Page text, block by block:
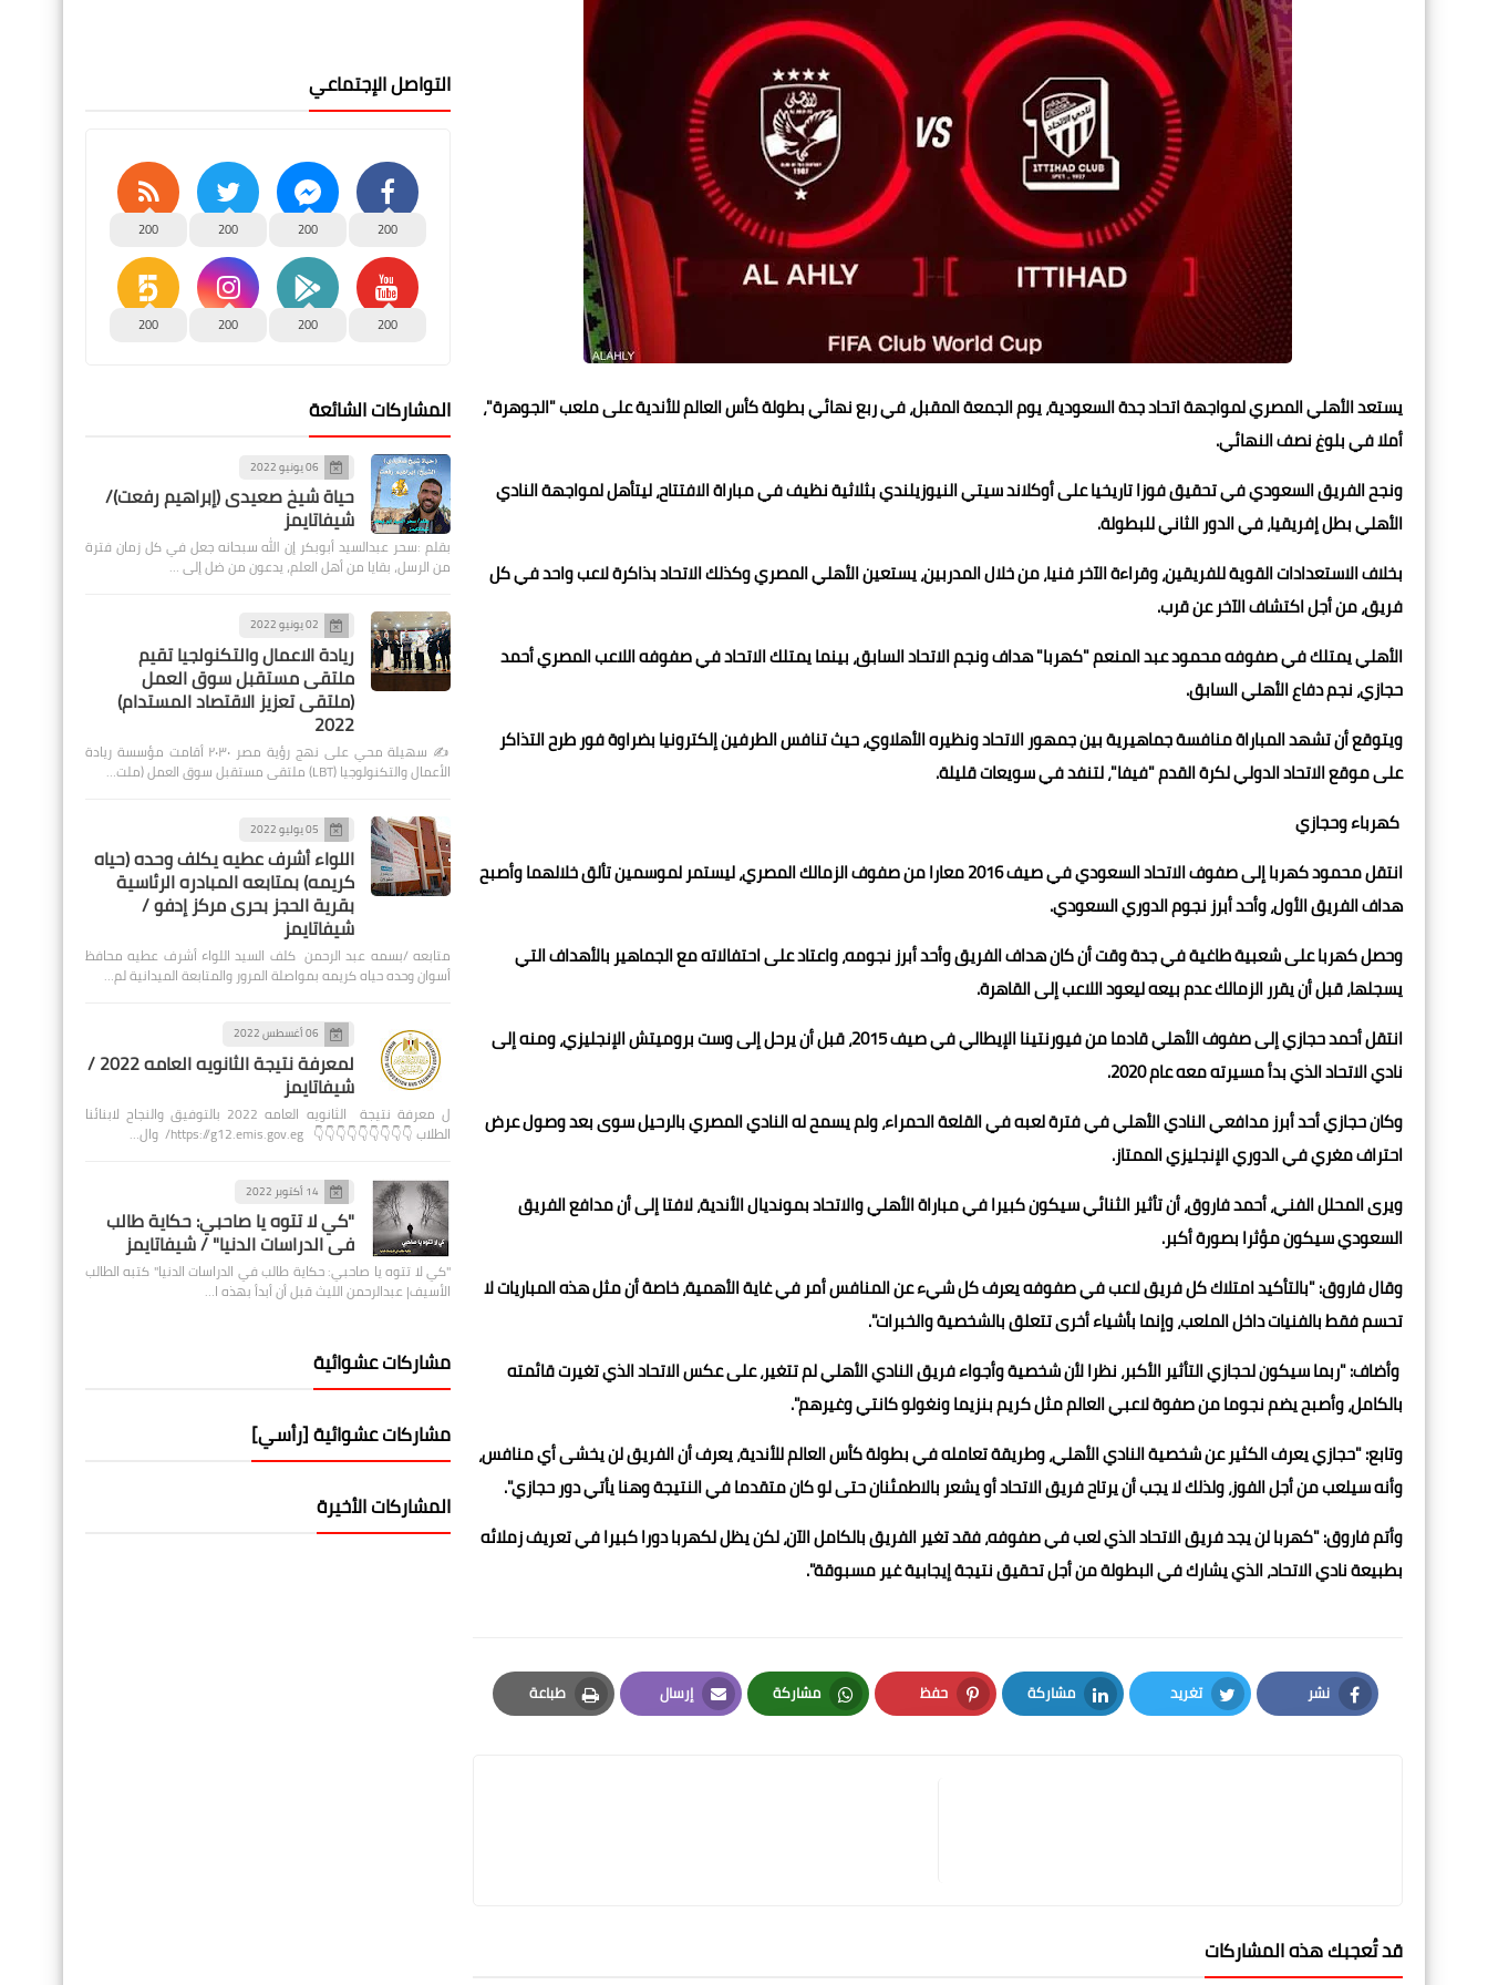
يستعد الأهلي المصري لمواجهة اتحاد جدة السعودية، يوم الجمعة المقبل، في ربع نهائي بطولة كأس العالم للأندية على ملعب "الجوهرة"،
أملا في بلوغ نصف النهائي.
ونجح الفريق السعودي في تحقيق فوزا تاريخيا على أوكلاند سيتي النيوزيلندي بثلاثية نظيف في مباراة الافتتاح، ليتأهل لمواجهة النادي
الأهلي بطل إفريقيا، في الدور الثاني للبطولة.
بخلاف الاستعدادات القوية للفريقين، وقراءة الآخر فنيا، من خلال المدربين، يستعين الأهلي المصري وكذلك الاتحاد بذاكرة لاعب واحد في كل
فريق، من أجل اكتشاف الآخر عن قرب.
الأهلي يمتلك في صفوفه محمود عبد المنعم "كهربا" هداف ونجم الاتحاد السابق، بينما يمتلك الاتحاد في صفوفه اللاعب المصري أحمد
حجازي، نجم دفاع الأهلي السابق.
ويتوقع أن تشهد المباراة منافسة جماهيرية بين جمهور الاتحاد ونظيره الأهلاوي، حيث تنافس الطرفين إلكترونيا بضراوة فور طرح التذاكر
على موقع الاتحاد الدولي لكرة القدم "فيفا"، لتنفد في سويعات قليلة.
كهرباء وحجازي
انتقل محمود كهربا إلى صفوف الاتحاد السعودي في صيف 2016 معارا من صفوف الزمالك المصري، ليستمر لموسمين تألق خلالهما وأصبح
هداف الفريق الأول، وأحد أبرز نجوم الدوري السعودي.
وحصل كهربا على شعبية طاغية في جدة وقت أن كان هداف الفريق وأحد أبرز نجومه، واعتاد على احتفالاته مع الجماهير بالأهداف التي
يسجلها، قبل أن يقرر الزمالك عدم بيعه ليعود اللاعب إلى القاهرة.
انتقل أحمد حجازي إلى صفوف الأهلي قادما من فيورنتينا الإيطالي في صيف 2015، قبل أن يرحل إلى وست بروميتش الإنجليزي، ومنه إلى
نادي الاتحاد الذي بدأ مسيرته معه عام 2020.
وكان حجازي أحد أبرز مدافعي النادي الأهلي في فترة لعبه في القلعة الحمراء، ولم يسمح له النادي المصري بالرحيل سوى بعد وصول عرض
احتراف مغري في الدوري الإنجليزي الممتاز.
ويرى المحلل الفني، أحمد فاروق، أن تأثير الثنائي سيكون كبيرا في مباراة الأهلي والاتحاد بمونديال الأندية، لافتا إلى أن مدافع الفريق
السعودي سيكون مؤثرا بصورة أكبر.
وقال فاروق: "بالتأكيد امتلاك كل فريق لاعب في صفوفه يعرف كل شيء عن المنافس أمر في غاية الأهمية، خاصة أن مثل هذه المباريات لا
تحسم فقط بالفنيات داخل الملعب، وإنما بأشياء أخرى تتعلق بالشخصية والخبرات".
وأضاف: "ربما سيكون لحجازي التأثير الأكبر، نظرا لأن شخصية وأجواء فريق النادي الأهلي لم تتغير، على عكس الاتحاد الذي تغيرت قائمته
بالكامل، وأصبح يضم نجوما من صفوة لاعبي العالم مثل كريم بنزيما ونغولو كانتي وغيرهم".
وتابع: "حجازي يعرف الكثير عن شخصية النادي الأهلي، وطريقة تعامله في بطولة كأس العالم للأندية، يعرف أن الفريق لن يخشى أي منافس،
وأنه سيلعب من أجل الفوز، ولذلك لا يجب أن يرتاح فريق الاتحاد أو يشعر بالاطمئنان حتى لو كان متقدما في النتيجة وهنا يأتي دور حجازي".
وأتم فاروق: "كهربا لن يجد فريق الاتحاد الذي لعب في صفوفه، فقد تغير الفريق بالكامل الآن، لكن يظل لكهربا دورا كبيرا في تعريف زملائه
بطبيعة نادي الاتحاد، الذي يشارك في البطولة من أجل تحقيق نتيجة إيجابية غير مسبوقة".
نشر
Facebook
تغريد
Twitter
مشاركة
LinkedIn
حفظ
Pinterest
مشاركة
Whatsapp
إرسال
Email
طباعة
Print
قد تُعجبك هذه المشاركات
التواصل الإجتماعي
200
200
200
200
200
200
200
200
المشاركات الشائعة
06 يونيو 2022
حياة شيخ صعيدى (إبراهيم رفعت)/
شيفاتايمز
بقلم :سحر عبدالسيد أبوبكر إن الله سبحانه جعل في كل زمان فترة
من الرسل، بقايا من أهل العلم، يدعون من ضل إلى …
02 يونيو 2022
ريادة الاعمال والتكنولجيا تقيم
ملتقى مستقبل سوق العمل
(ملتقى تعزيز الاقتصاد المستدام)
2022
✍️ سهيلة محي على نهج رؤية مصر ٢٠٣٠ أقامت مؤسسة ريادة
الأعمال والتكنولوجيا (LBT) ملتقى مستقبل سوق العمل (ملت…
05 يوليو 2022
اللواء أشرف عطيه يكلف وحده (حياه
كريمه) بمتابعه المبادره الرئاسية
بقرية الحجز بحرى مركز إدفو /
شيفاتايمز
متابعه /بسمه عبد الرحمن كلف السيد اللواء أشرف عطيه محافظ
أسوان وحده حياه كريمه بمواصلة المرور والمتابعة الميدانية لم…
06 أغسطس 2022
لمعرفة نتيجة الثانويه العامه 2022 /
شيفاتايمز
ل معرفة نتيجة الثانويه العامه 2022 بالتوفيق والنجاح لابنائنا
الطلاب 👇👇👇👇👇👇👇👇👇 https://g12.emis.gov.eg/ وال…
14 أكتوبر 2022
"كي لا تتوه يا صاحبي: حكاية طالب
في الدراسات الدنيا" / شيفاتايمز
"كي لا تتوه يا صاحبي: حكاية طالب في الدراسات الدنيا" كتبه الطالب
الأسيف| عبدالرحمن الليث قبل أن أبدأ بهذه ا…
مشاركات عشوائية
مشاركات عشوائية [رأسي]
المشاركات الأخيرة